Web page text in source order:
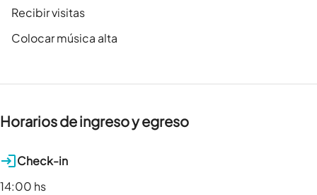
Recibir visitas
Colocar música alta
Horarios de ingreso y egreso
Check-in
14:00 hs